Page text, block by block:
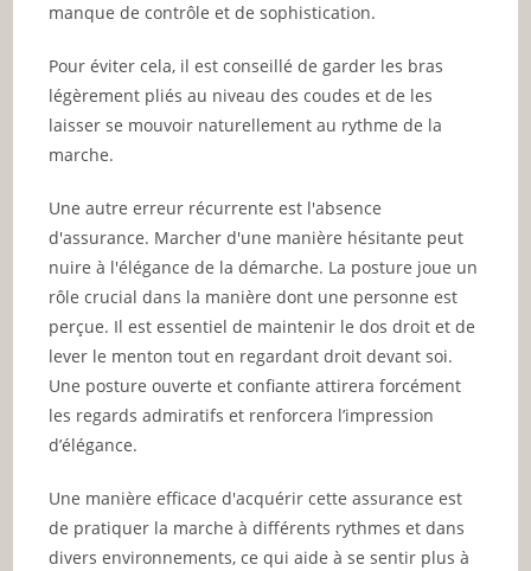
manque de contrôle et de sophistication.
Pour éviter cela, il est conseillé de garder les bras
légèrement pliés au niveau des coudes et de les
laisser se mouvoir naturellement au rythme de la
marche.
Une autre erreur récurrente est l'absence
d'assurance. Marcher d'une manière hésitante peut
nuire à l'élégance de la démarche. La posture joue un
rôle crucial dans la manière dont une personne est
perçue. Il est essentiel de maintenir le dos droit et de
lever le menton tout en regardant droit devant soi.
Une posture ouverte et confiante attirera forcément
les regards admiratifs et renforcera l’impression
d’élégance.
Une manière efficace d'acquérir cette assurance est
de pratiquer la marche à différents rythmes et dans
divers environnements, ce qui aide à se sentir plus à